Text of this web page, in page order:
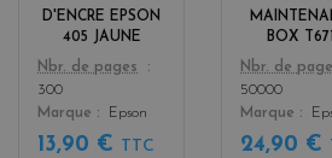
D'ENCRE EPSON
405 JAUNE
Color
w
Nbr. de pages
300
Marque
Epson
13,90 € TTC
BOX
Color
Nbr. de
50000
Marque
24,90 €